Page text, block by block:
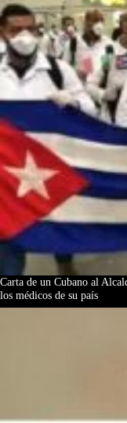
Carta de un Cubano al
los médicos de su país